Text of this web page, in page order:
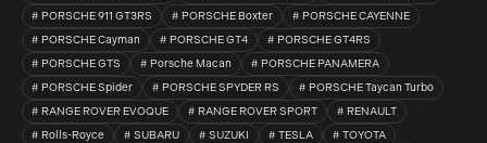
PORSCHE 911 GT3RS
PORSCHE Boxter
PORSCHE CAYENNE
PORSCHE Cayman
PORSCHE GT4
PORSCHE GT4RS
PORSCHE GTS
Porsche Macan
PORSCHE PANAMERA
PORSCHE Spider
PORSCHE SPYDER RS
PORSCHE Taycan Turbo
RANGE ROVER EVOQUE
RANGE ROVER SPORT
RENAULT
Rolls-Royce
SUBARU SUZUKI TESLA
TOYOTA